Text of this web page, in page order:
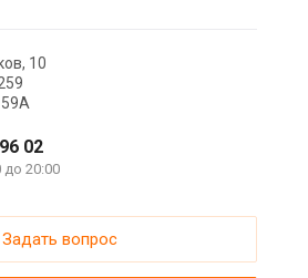
10
02
до 20:00
Задать вопрос